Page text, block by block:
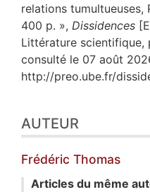
relations tumultueuses,
400 p. », Dissidences
Littérature scientifique,
consulté le 07 août
http://preo.ube.fr/
AUTEUR
Frédéric Thomas
Articles du même